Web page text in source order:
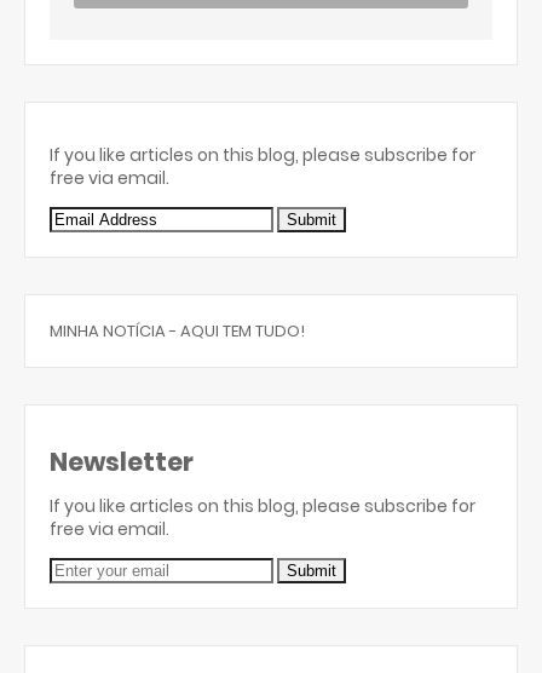
If you like articles on this blog, please subscribe for
free via email.
MINHA NOTÍCIA - AQUI TEM TUDO!
Newsletter
If you like articles on this blog, please subscribe for
free via email.